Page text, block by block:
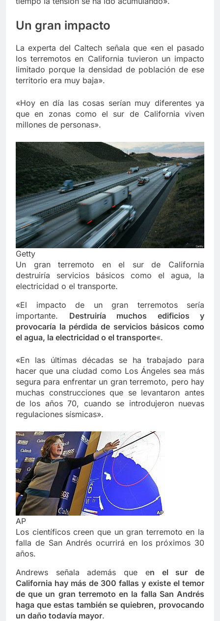
Un gran impacto
La experta del Caltech señala que «en el pasado
los terremotos en California tuvieron un impacto
limitado porque la densidad de población de ese
territorio era muy baja».
«Hoy en día las cosas serían muy diferentes ya
que en zonas como el sur de California viven
millones de personas».
Getty
Un gran terremoto en el sur de California
destruiría servicios básicos como el agua, la
electricidad o el transporte.
«El impacto de un gran terremotos sería
importante. Destruiría muchos edificios y
provocaría la pérdida de servicios básicos como
el agua, la electricidad o el transporte«.
«En las últimas décadas se ha trabajado para
hacer que una ciudad como Los Ángeles sea más
segura para enfrentar un gran terremoto, pero hay
muchas construcciones que se levantaron antes
de los años 70, cuando se introdujeron nuevas
regulaciones sísmicas».
AP
Los científicos creen que un gran terremoto en la
falla de San Andrés ocurrirá en los próximos 30
años.
Andrews señala además que en el sur de
California hay más de 300 fallas y existe el temor
de que un gran terremoto en la falla San Andrés
haga que estas también se quiebren, provocando
un daño todavía mayor.